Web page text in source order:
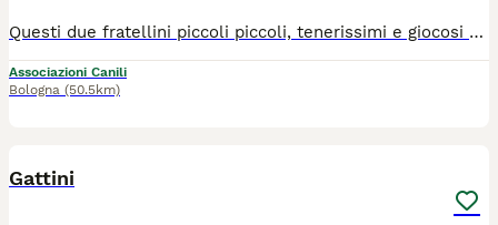
Questi due fratellini piccoli piccoli, tenerissimi e giocosi sono nati in casa il 9 giugno scorso, e stanno crescendo con la loro mamma e i loro fratellini...ma li non possono rimanere... Ne loro, ne i loro fratellini e neppure la mamma... Ora per loro si cerca una famiglia per sempre, ANCHE ADOZIONE SINGOLA, per adozione solo in casa, dopo visita conoscitiva pre affido da parte di volontario. Da Palermo raggiungono tutto il Centro Nord con staffetta autorizzata ASL, vaccinati e con certificato veterinario.
Associazioni Canili
Bologna (50.5km)
Gattini